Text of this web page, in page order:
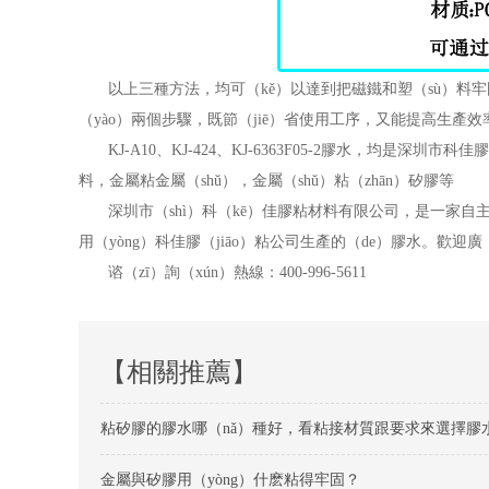
以上三種方法，均可（kě）以達到把磁鐵和塑（sù）料
（yào）兩個步驟，既節（jiē）省使用工序，又能提高生產效
KJ-A10、 KJ-424、 KJ-6363F05-2膠水，均是深圳市科佳
料，金屬粘金屬（shǔ），金屬（shǔ）粘（zhān）矽膠等
深圳市（shì）科（kē）佳膠粘材料有限公司，是一家自
用（yòng）科佳膠（jiāo）粘公司生產的（de）膠水。歡迎
谘（zī）詢（xún）熱線：400-996-5611
【相關推薦】
粘矽膠的膠水哪（nǎ）種好，看粘接材質跟要求來選擇膠
金屬與矽膠用（yòng）什麽粘得牢固？